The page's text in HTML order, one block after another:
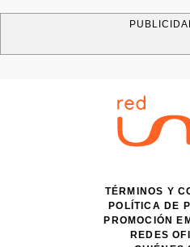
TÉRMINOS Y
POLÍTICA DE
PROMOCIÓN
REDES